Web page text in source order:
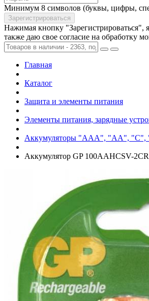
Минимум 8 символов (буквы, цифры,
Нажимая кнопку "Зарегистрироваться",
также даю свое согласие на обработку
Главная
Каталог
Защита и элементы питания
Элементы питания, зарядные
Аккумуляторы "AAA", "AA", "C",
Аккумулятор GP 100AAHCSV-